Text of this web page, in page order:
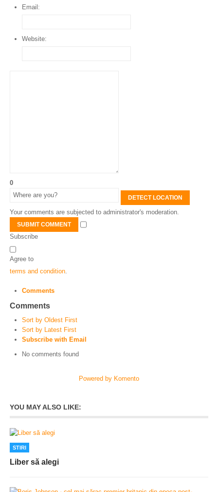
Email:
Website:
0
DETECT LOCATION
Your comments are subjected to administrator's moderation.
SUBMIT COMMENT
Subscribe
Agree to
terms and condition
Comments
Comments
Sort by Oldest First
Sort by Latest First
Subscribe with Email
No comments found
Powered by Komento
YOU MAY ALSO LIKE:
STIRI
Liber să alegi